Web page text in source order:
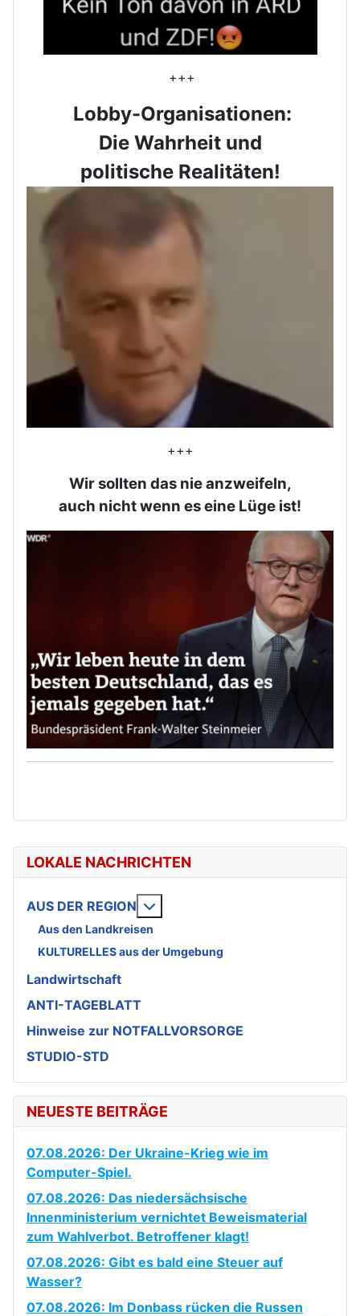
LOKALE NACHRICHTEN
AUS DER REGION
Aus den Landkreisen
KULTURELLES aus der Umgebung
Landwirtschaft
ANTI-TAGEBLATT
Hinweise zur NOTFALLVORSORGE
STUDIO-STD
NEUESTE BEITRÄGE
07.08.2026: Der Ukraine-Krieg wie im
Computer-Spiel.
07.08.2026: Das niedersächsische
Innenministerium vernichtet Beweismaterial
zum Wahlverbot. Betroffener klagt!
07.08.2026: Gibt es bald eine Steuer auf
Wasser?
07.08.2026: Im Donbass rücken die Russen
+++
Lobby-Organisationen:
Die Wahrheit und
politische Realitäten!
+++
Wir sollten das nie anzweifeln,
auch nicht wenn es eine Lüge ist!